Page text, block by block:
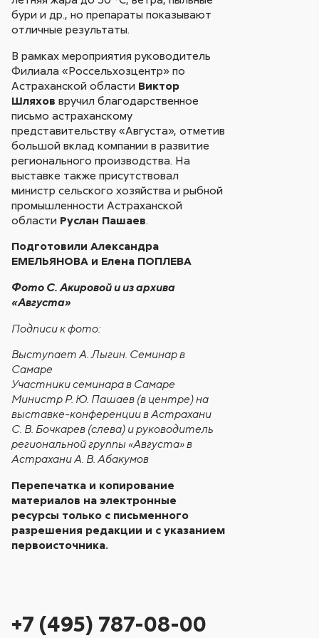
бури и др., но препараты показывают
отличные результаты.
В рамках мероприятия руководитель
Филиала «Россельхозцентр» по
Астраханской области Виктор
Шляхов вручил благодарственное
письмо астраханскому
представительству «Августа», отметив
большой вклад компании в развитие
регионального производства. На
выставке также присутствовал
министр сельского хозяйства и рыбной
промышленности Астраханской
области Руслан Пашаев.
Подготовили Александра
ЕМЕЛЬЯНОВА и Елена ПОПЛЕВА
Фото С. Акировой и из архива
«Августа»
Подписи к фото:
Выступает А. Лыгин. Семинар в
Самаре
Участники семинара в Самаре
Министр Р. Ю. Пашаев (в центре) на
выставке-конференции в Астрахани
С. В. Бочкарев (слева) и руководитель
региональной группы «Августа» в
Астрахани А. В. Абакумов
Перепечатка и копирование
материалов на электронные
ресурсы только с письменного
разрешения редакции и с указанием
первоисточника.
+7 (495) 787-08-00